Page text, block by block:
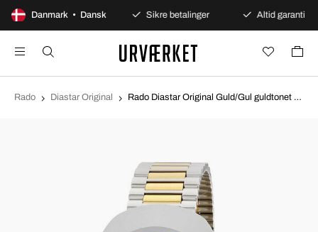
Danmark • Dansk
100 dages åbent køb Sikre betalinger Altid garanti
Rado Diastar Original Rado Diastar Original Guld/Gul guldtonet stål Ø35 mm R12305304